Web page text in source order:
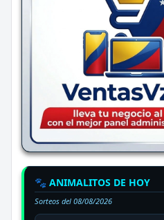
🐾 ANIMALITOS DE HOY
Sorteos del 08/08/2026